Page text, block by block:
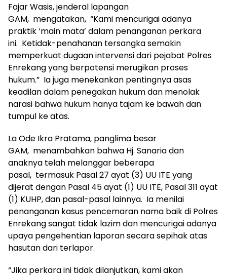
Fajar Wasis, jenderal lapangan
GAM, mengatakan, “Kami mencurigai adanya
praktik ‘main mata’ dalam penanganan perkara
ini. Ketidak-penahanan tersangka semakin
memperkuat dugaan intervensi dari pejabat Polres
Enrekang yang berpotensi merugikan proses
hukum.” Ia juga menekankan pentingnya asas
keadilan dalam penegakan hukum dan menolak
narasi bahwa hukum hanya tajam ke bawah dan
tumpul ke atas.
La Ode Ikra Pratama, panglima besar
GAM, menambahkan bahwa Hj. Sanaria dan
anaknya telah melanggar beberapa
pasal, termasuk Pasal 27 ayat (3) UU ITE yang
dijerat dengan Pasal 45 ayat (1) UU ITE, Pasal 311 ayat
(1) KUHP, dan pasal-pasal lainnya. Ia menilai
penanganan kasus pencemaran nama baik di Polres
Enrekang sangat tidak lazim dan mencurigai adanya
upaya pengehentian laporan secara sepihak atas
hasutan dari terlapor.
“Jika perkara ini tidak dilanjutkan, kami akan